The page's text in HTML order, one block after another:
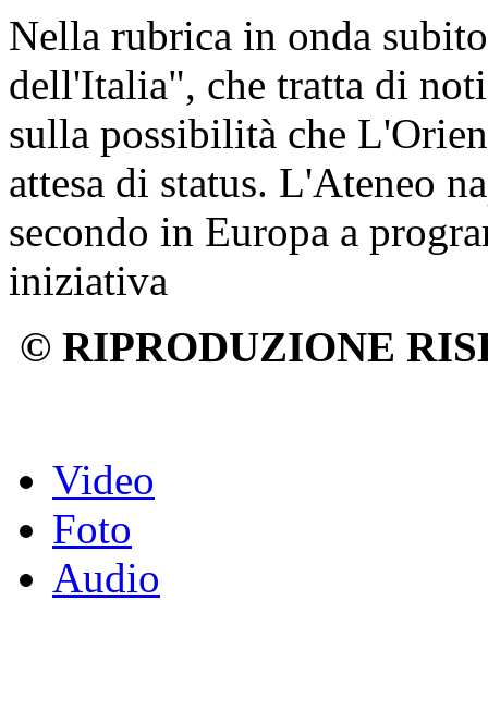
Nella rubrica in onda
dell'Italia", che tratta di
sulla possibilità che
attesa di status. L'Ateneo
secondo in Europa a
iniziativa
© RIPRODUZIONE
Video
Foto
Audio